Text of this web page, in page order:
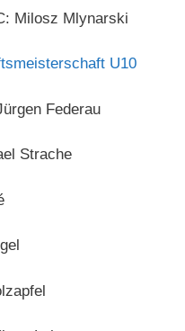
Milosz Mlynarski
U10
Federau
Strache